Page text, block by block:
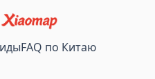
FAQ по Китаю